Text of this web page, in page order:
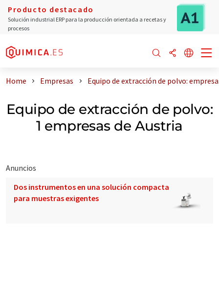
Producto destacado
Solución industrial ERP para la producción orientada a recetas y
procesos
Home Empresas Equipo de extracción de polvo:
Equipo de extracción de polvo:
1 empresas de Austria
Anuncios
Dos instrumentos en una solución compacta
para muestras exigentes